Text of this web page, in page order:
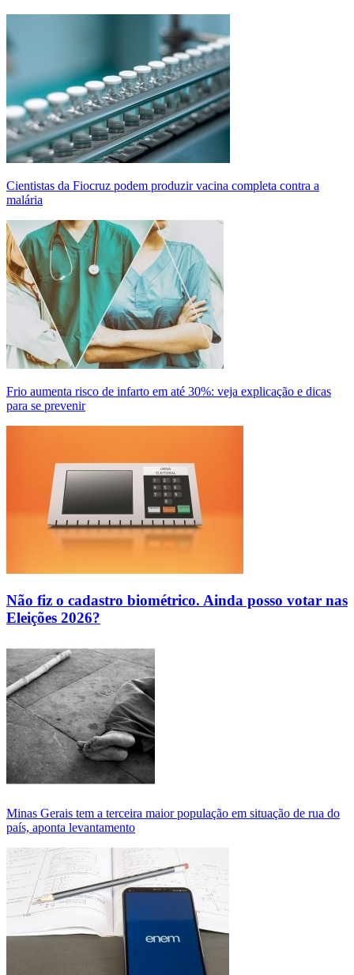
Cientistas da Fiocruz podem produzir vacina completa contra a
malária
Frio aumenta risco de infarto em até 30%: veja explicação e dicas
para se prevenir
Não fiz o cadastro biométrico. Ainda posso votar nas
Eleições 2026?
Minas Gerais tem a terceira maior população em situação de rua do
país, aponta levantamento